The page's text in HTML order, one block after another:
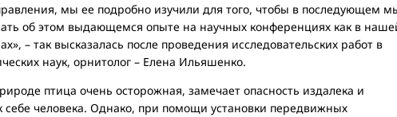
мы ее подробно изучили для того, чтобы в последующем
об этом выдающемся опыте на научных конференциях как в
– так высказалась после проведения исследовательских работ в
наук, орнитолог – Елена Ильяшенко.
птица очень осторожная, замечает опасность издалека и
себе человека. Однако, при помощи установки передвижных